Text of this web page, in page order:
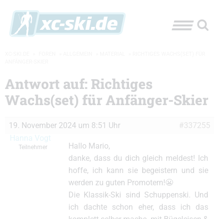
Antwort auf: Richtiges
Wachs(set) für Anfänger-Skier
19. November 2024 um 8:51 Uhr
#337255
Hanna Vogt
Teilnehmer
Hallo Mario,
danke, dass du dich gleich meldest! Ich
hoffe, ich kann sie begeistern und sie
werden zu guten Promotern!😬
Die Klassik-Ski sind Schuppenski. Und
ich dachte schon eher, dass ich das